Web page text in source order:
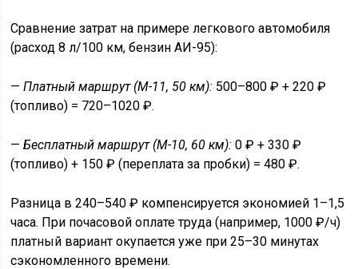
Сравнение затрат на примере легкового автомобиля
(расход 8 л/100 км, бензин АИ-95):
—Платный маршрут (М-11, 50 км): 500–800 ₽ + 220 ₽
(топливо) = 720–1020 ₽.
—Бесплатный маршрут (М-10, 60 км): 0 ₽ + 330 ₽
(топливо) + 150 ₽ (переплата за пробки) = 480 ₽.
Разница в 240–540 ₽ компенсируется экономией 1–1,5
часа. При почасовой оплате труда (например, 1000 ₽/ч)
платный вариант окупается уже при 25–30 минутах
сэкономленного времени.